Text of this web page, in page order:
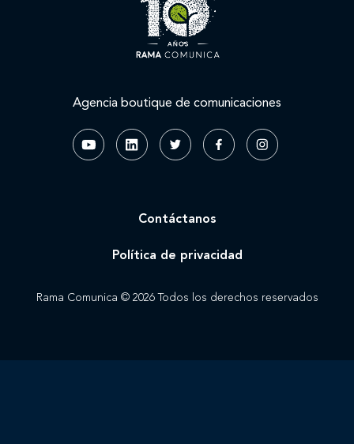
Agencia boutique de comunicaciones
Rama Comunica © 2026 Todos los derechos reservados
Contáctanos
Política de privacidad